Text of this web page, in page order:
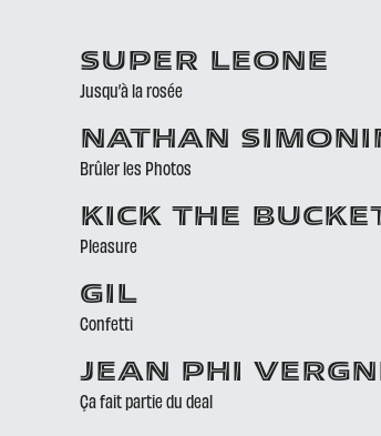
SUPER LEONE
Jusqu’à la rosée
NATHAN
Brûler les Photos
KICK THE
Pleasure
GIL
Confetti
JEAN PHI
Ça fait partie du deal